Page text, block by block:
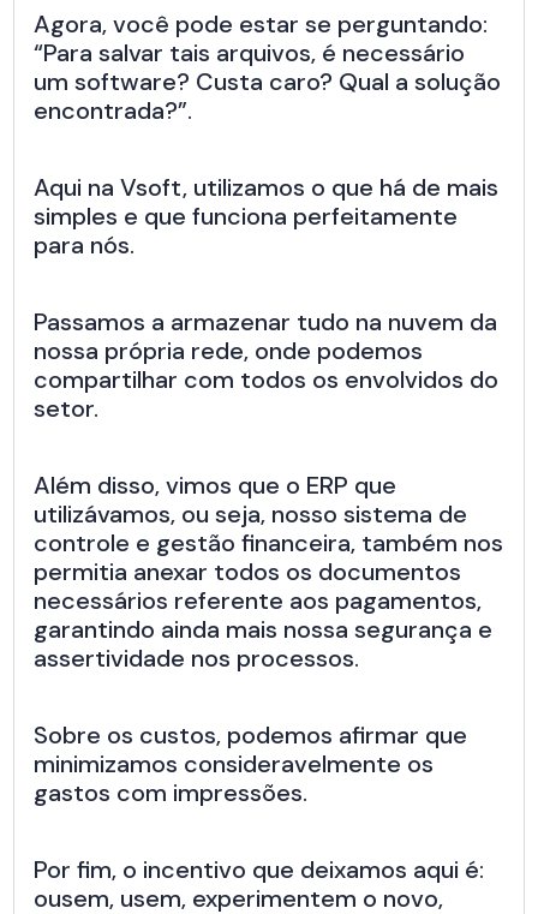
Agora, você pode estar se perguntando:
“Para salvar tais arquivos, é necessário
um software? Custa caro? Qual a solução
encontrada?”.
Aqui na Vsoft, utilizamos o que há de mais
simples e que funciona perfeitamente
para nós.
Passamos a armazenar tudo na nuvem da
nossa própria rede, onde podemos
compartilhar com todos os envolvidos do
setor.
Além disso, vimos que o ERP que
utilizávamos, ou seja, nosso sistema de
controle e gestão financeira, também nos
permitia anexar todos os documentos
necessários referente aos pagamentos,
garantindo ainda mais nossa segurança e
assertividade nos processos.
Sobre os custos, podemos afirmar que
minimizamos consideravelmente os
gastos com impressões.
Por fim, o incentivo que deixamos aqui é:
ousem, usem, experimentem o novo,